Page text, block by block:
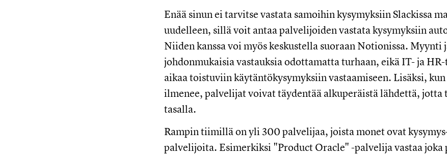
Enää sinun ei tarvitse vastata samoihin kysymyksiin Slackissa
uudelleen, sillä voit antaa palvelijoiden vastata kysymyksiin
Niiden kanssa voi myös keskustella suoraan Notionissa. Myynti
johdonmukaisia vastauksia odottamatta turhaan, eikä IT- ja
aikaa toistuviin käytäntökysymyksiin vastaamiseen. Lisäksi,
ilmenee, palvelijat voivat täydentää alkuperäistä lähdettä, jotta
tasalla.
Rampin tiimillä on yli 300 palvelijaa, joista monet ovat
palvelijoita. Esimerkiksi "Product Oracle" -palvelija vastaa joka